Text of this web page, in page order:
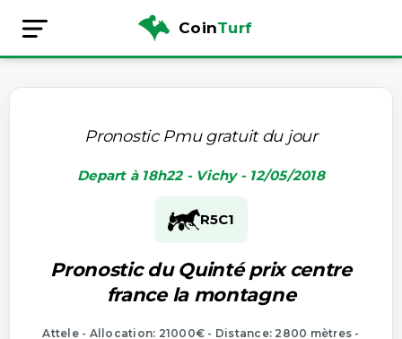
CoinTurf
Pronostic Pmu gratuit du jour
Depart à 18h22 - Vichy - 12/05/2018
R5C1
Pronostic du Quinté prix centre
france la montagne
Attele - Allocation: 21000€ - Distance: 2800 mètres -